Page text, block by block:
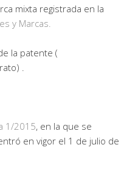
mixta registrada en la
y Marcas.
la patente (
.
1/2015, en la que se
en vigor el 1 de julio de